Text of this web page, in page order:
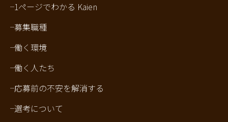
1ページでわかる Kaien
募集職種
働く環境
働く人たち
応募前の不安を解消する
選考について